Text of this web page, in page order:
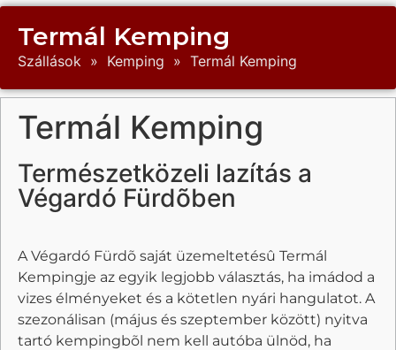
Termál Kemping
Szállások » Kemping » Termál Kemping
Termál Kemping
Természetközeli lazítás a
Végardó Fürdõben
A Végardó Fürdõ saját üzemeltetésû Termál
Kempingje az egyik legjobb választás, ha imádod a
vizes élményeket és a kötetlen nyári hangulatot. A
szezonálisan (május és szeptember között) nyitva
tartó kempingbõl nem kell autóba ülnöd, ha